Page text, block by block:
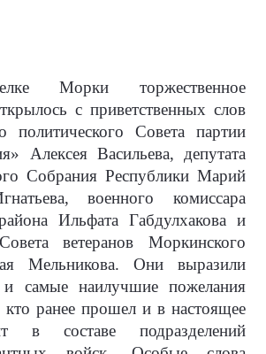
Морки торжественное
с приветственных слов
политического Совета партии
Алексея Васильева, депутата
Собрания Республики Марий
военного комиссара
Ильфата Габдулхакова и
ветеранов Моркинского
Мельникова. Они выразили
и самые наилучшие пожелания
кто ранее прошел и в настоящее
в составе подразделений